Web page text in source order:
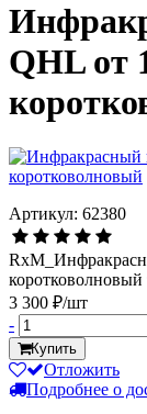
QHL от
Артикул: 62380
коротковолновый
3 300 ₽/шт
-
Купить
Отложить
Подробнее о